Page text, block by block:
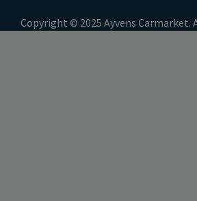
Copyright © 2025 Ayvens Carmarket.